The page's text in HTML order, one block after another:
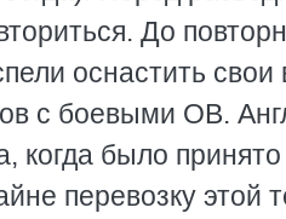
До
оснастить свои
с боевыми ОВ.
когда было
перевозку этой